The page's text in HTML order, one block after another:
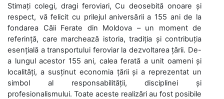
Stimați colegi, dragi feroviari, Cu deosebită onoare și
respect, vă felicit cu prilejul aniversării a 155 ani de la
fondarea Căii Ferate din Moldova – un moment de
referință, care marchează istoria, tradiția și contribuția
esențială a transportului feroviar la dezvoltarea țării. De-
a lungul acestor 155 ani, calea ferată a unit oameni și
localități, a susținut economia țării și a reprezentat un
simbol al responsabilității, disciplinei și
profesionalismului. Toate aceste realizări au fost posibile